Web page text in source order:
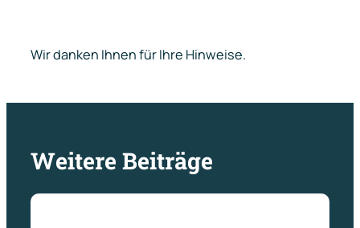
Wir danken Ihnen für Ihre Hinweise.
Weitere Beiträge